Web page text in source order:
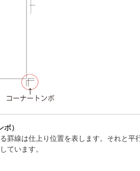
）
罫線は仕上り位置を表します。それと平
ています。